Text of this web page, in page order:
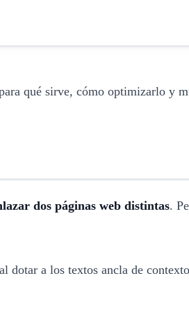
qué sirve, cómo optimizarlo y
dos páginas web distintas.
a los textos ancla de